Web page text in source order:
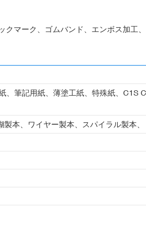
マーク、ゴムバンド、エンボス加工、
、筆記用紙、薄塗工紙、特殊紙、C1S
本、ワイヤー製本、スパイラル製本、